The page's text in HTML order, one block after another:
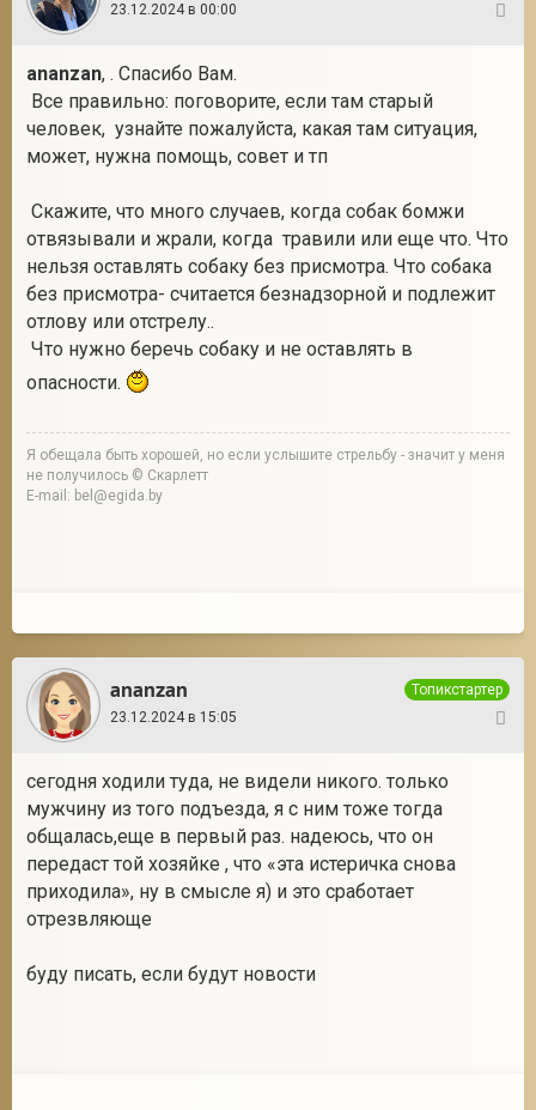
23.12.2024 в 00:00
ananzan, . Спасибо Вам.
Все правильно: поговорите, если там старый
человек, узнайте пожалуйста, какая там ситуация,
может, нужна помощь, совет и тп
Скажите, что много случаев, когда собак бомжи
отвязывали и жрали, когда травили или еще что. Что
нельзя оставлять собаку без присмотра. Что собака
без присмотра- считается безнадзорной и подлежит
отлову или отстрелу..
Что нужно беречь собаку и не оставлять в
опасности.
Я обещала быть хорошей, но если услышите стрельбу - значит у меня
не получилось © Скарлетт
E-mail: bel@egida.by
ananzan
Топикстартер
23.12.2024 в 15:05
сегодня ходили туда, не видели никого. только
мужчину из того подъезда, я с ним тоже тогда
общалась,еще в первый раз. надеюсь, что он
передаст той хозяйке , что «эта истеричка снова
приходила», ну в смысле я) и это сработает
отрезвляюще
буду писать, если будут новости